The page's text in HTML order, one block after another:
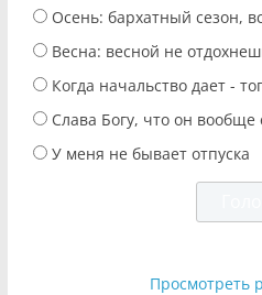
Осень: бархатный сезон,
Весна: весной не
Когда начальство дает -
Слава Богу, что он вообще
У меня не бывает отпуска
Просмотреть